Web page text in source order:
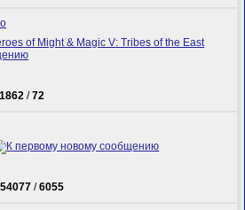
of Might & Magic V: Tribes of the East
/72
/6055